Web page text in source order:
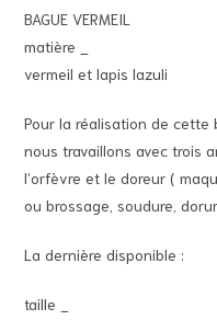
BAGUE VERMEIL
matière _
vermeil et lapis lazuli
Pour la réalisation de cette
nous travaillons avec trois
l’orfèvre et le doreur (
ou brossage, soudure,
La dernière disponible :
taille _